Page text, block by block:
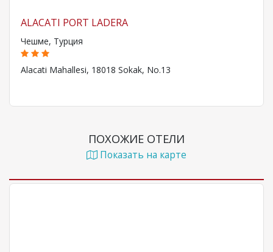
ALACATI PORT LADERA
Чешме, Турция
Alacati Mahallesi, 18018 Sokak, No.13
ПОХОЖИЕ ОТЕЛИ
Показать на карте